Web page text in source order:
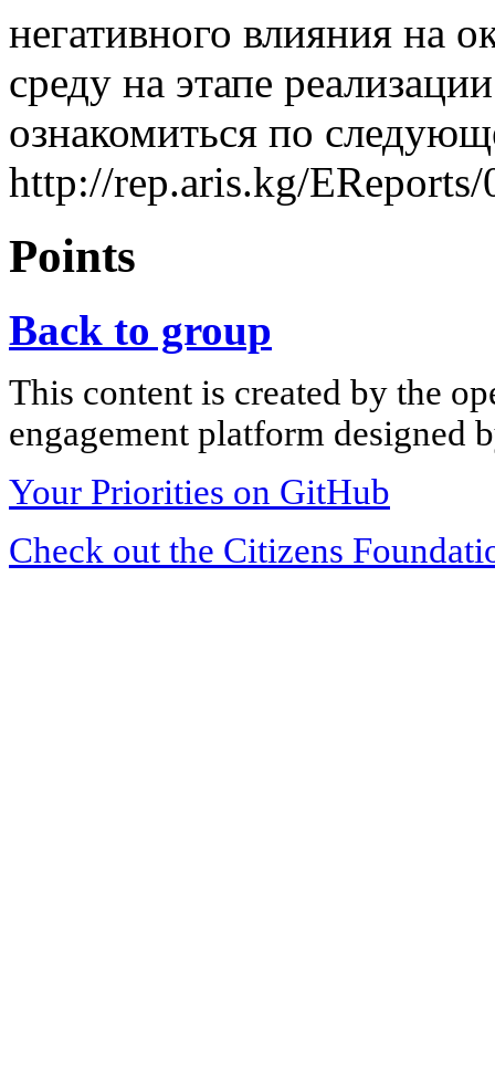
негативного влияния
среду на этапе
ознакомиться по
http://rep.aris.kg/
Points
Back to group
This content is created by the
engagement platform designed
Your Priorities on GitHub
Check out the Citizens